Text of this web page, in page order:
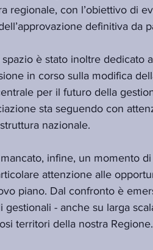
regionale, con l’obiettivo di
definitiva da
è stato inoltre dedicato
in corso sulla modifica
per il futuro della
sta seguendo con
nazionale.
infine, un momento
attenzione alle
piano. Dal confronto è
gestionali - anche su larga
territori della nostra Regione.